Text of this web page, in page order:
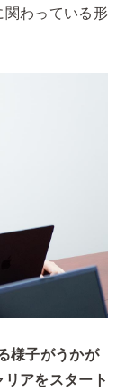
わっている形
様子がうかが
アをスタート